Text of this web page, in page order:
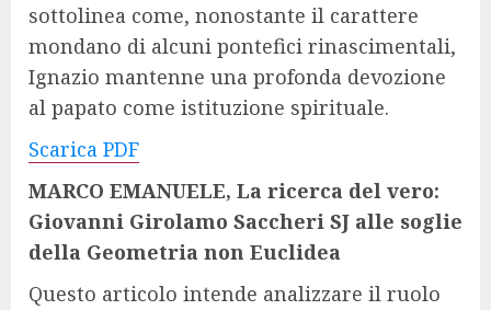
sottolinea come, nonostante il carattere
mondano di alcuni pontefici rinascimentali,
Ignazio mantenne una profonda devozione
al papato come istituzione spirituale.
Scarica PDF
MARCO EMANUELE, La ricerca del vero:
Giovanni Girolamo Saccheri SJ alle soglie
della Geometria non Euclidea
Questo articolo intende analizzare il ruolo